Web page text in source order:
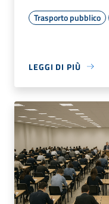
Trasporto pubblico
LEGGI DI PIÙ